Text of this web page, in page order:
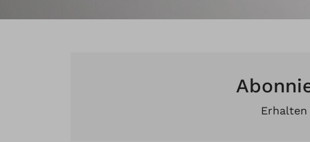
Erhalten